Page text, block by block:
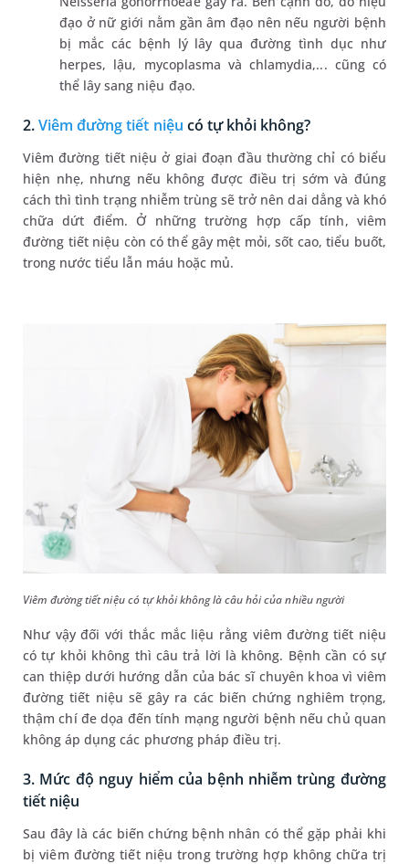
đạo ở nữ giới nằm gần âm đạo nên nếu người bệnh
bị mắc các bệnh lý lây qua đường tình dục như
herpes, lậu, mycoplasma và chlamydia,... cũng có
thể lây sang niệu đạo.
2.Viêm đường tiết niệu có tự khỏi không?
Viêm đường tiết niệu ở giai đoạn đầu thường chỉ có biểu
hiện nhẹ, nhưng nếu không được điều trị sớm và đúng
cách thì tình trạng nhiễm trùng sẽ trở nên dai dẳng và khó
chữa dứt điểm. Ở những trường hợp cấp tính, viêm
đường tiết niệu còn có thể gây mệt mỏi, sốt cao, tiểu buốt,
trong nước tiểu lẫn máu hoặc mủ.
Viêm đường tiết niệu có tự khỏi không là câu hỏi của nhiều người
Như vậy đối với thắc mắc liệu rằng viêm đường tiết niệu
có tự khỏi không thì câu trả lời là không. Bệnh cần có sự
can thiệp dưới hướng dẫn của bác sĩ chuyên khoa vì viêm
đường tiết niệu sẽ gây ra các biến chứng nghiêm trọng,
thậm chí đe dọa đến tính mạng người bệnh nếu chủ quan
không áp dụng các phương pháp điều trị.
3. Mức độ nguy hiểm của bệnh nhiễm trùng đường
tiết niệu
Sau đây là các biến chứng bệnh nhân có thể gặp phải khi
bị viêm đường tiết niệu trong trường hợp không chữa trị